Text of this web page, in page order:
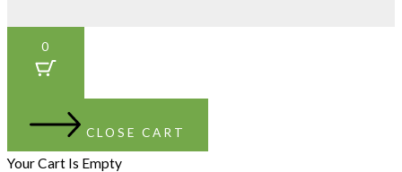
0
CLOSE CART
Your Cart Is Empty